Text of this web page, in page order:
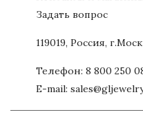
Задать вопрос
119019, Россия,
Телефон: 8 800 250
E-mail: